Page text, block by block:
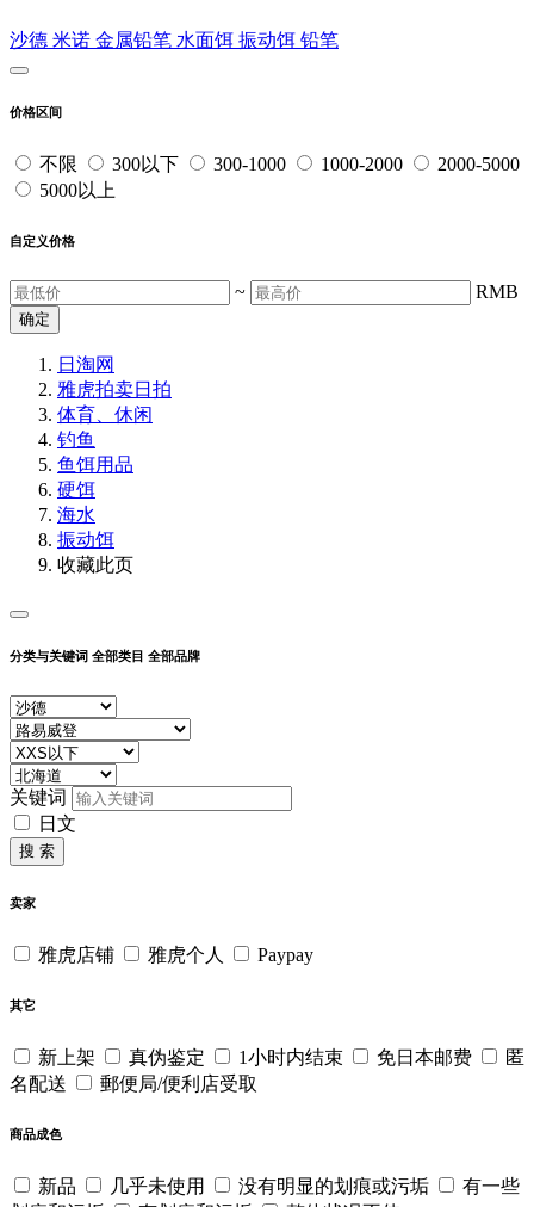
沙德 米诺 金属铅笔 水面饵 振动饵 铅笔
价格区间
不限 300以下 300-1000 1000-2000
2000-5000
5000以上
自定义价格
~ RMB
确定
日淘网
雅虎拍卖日拍
体育、休闲
钓鱼
鱼饵用品
硬饵
海水
振动饵
收藏此页
分类与关键词 全部类目 全部品牌
关键词
日文
搜 索
卖家
雅虎店铺 雅虎个人 Paypay
其它
新上架 真伪鉴定 1小时内结束 免日本邮费
匿
名配送
郵便局/便利店受取
商品成色
新品 几乎未使用 没有明显的划痕或污垢
有一些